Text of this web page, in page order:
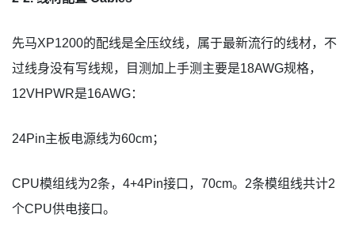
先马XP1200的配线是全压纹线，属于最新流行的线材，不
过线身没有写线规，目测加上手测主要是18AWG规格，
12VHPWR是16AWG：
24Pin主板电源线为60cm；
CPU模组线为2条，4+4Pin接口，70cm。2条模组线共计2
个CPU供电接口。